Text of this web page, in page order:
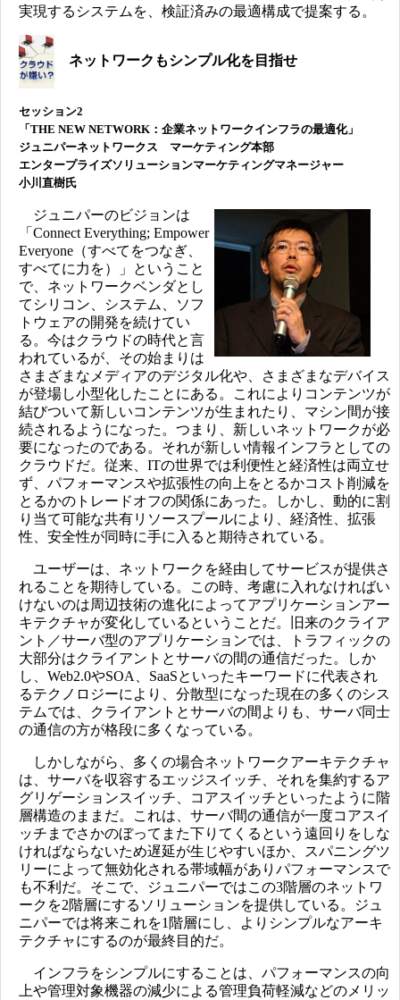
実現するシステムを、検証済みの最適構成で提案する。
ネットワークもシンプル化を目指せ
セッション2
「THE NEW NETWORK：企業ネットワークインフラの最適化」
ジュニパーネットワークス マーケティング本部
エンタープライズソリューションマーケティングマネージャー
小川直樹氏
ジュニパーのビジョンは
「Connect Everything; Empower
Everyone（すべてをつなぎ、
すべてに力を）」ということ
で、ネットワークベンダとし
てシリコン、システム、ソフ
トウェアの開発を続けてい
る。今はクラウドの時代と言
われているが、その始まりは
さまざまなメディアのデジタル化や、さまざまなデバイス
が登場し小型化したことにある。これによりコンテンツが
結びついて新しいコンテンツが生まれたり、マシン間が接
続されるようになった。つまり、新しいネットワークが必
要になったのである。それが新しい情報インフラとしての
クラウドだ。従来、ITの世界では利便性と経済性は両立せ
ず、パフォーマンスや拡張性の向上をとるかコスト削減を
とるかのトレードオフの関係にあった。しかし、動的に割
り当て可能な共有リソースプールにより、経済性、拡張
性、安全性が同時に手に入ると期待されている。
ユーザーは、ネットワークを経由してサービスが提供さ
れることを期待している。この時、考慮に入れなければい
けないのは周辺技術の進化によってアプリケーションアー
キテクチャが変化しているということだ。旧来のクライア
ント／サーバ型のアプリケーションでは、トラフィックの
大部分はクライアントとサーバの間の通信だった。しか
し、Web2.0やSOA、SaaSといったキーワードに代表され
るテクノロジーにより、分散型になった現在の多くのシス
テムでは、クライアントとサーバの間よりも、サーバ同士
の通信の方が格段に多くなっている。
しかしながら、多くの場合ネットワークアーキテクチャ
は、サーバを収容するエッジスイッチ、それを集約するア
グリゲーションスイッチ、コアスイッチといったように階
層構造のままだ。これは、サーバ間の通信が一度コアスイ
ッチまでさかのぼってまた下りてくるという遠回りをしな
ければならないため遅延が生じやすいほか、スパニングツ
リーによって無効化される帯域幅がありパフォーマンスで
も不利だ。そこで、ジュニパーではこの3階層のネットワ
ークを2階層にするソリューションを提供している。ジュ
ニパーでは将来これを1階層にし、よりシンプルなアーキ
テクチャにするのが最終目的だ。
インフラをシンプルにすることは、パフォーマンスの向
上や管理対象機器の減少による管理負荷軽減などのメリッ